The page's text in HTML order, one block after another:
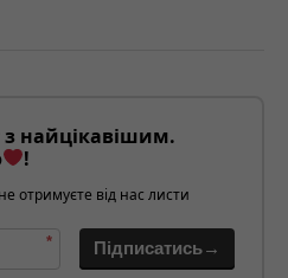
найцікавішим.
!
отримуєте від нас листи
* Підписатись→